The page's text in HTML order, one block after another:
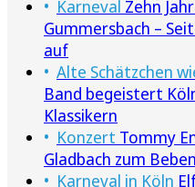
Karneval Zehn
Gummersbach –
auf
Alte Schätzchen
Band begeistert
Klassikern
Konzert Tommy
Gladbach zum Beben
Karneval in Köln